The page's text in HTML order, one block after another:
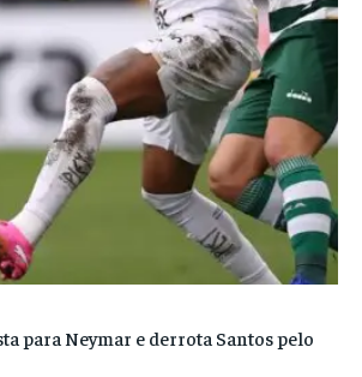
para Neymar e derrota Santos pelo